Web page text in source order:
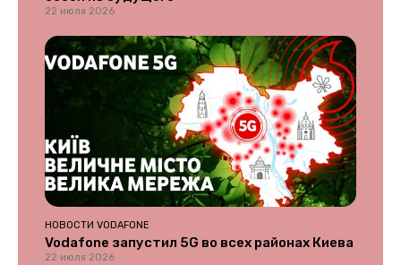
22 июля 2026
НОВОСТИ VODAFONE
Vodafone запустил 5G во всех районах Киева
22 июля 2026